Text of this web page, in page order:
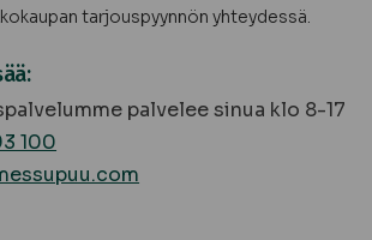
tarjouspyynnön yhteydessä.
palvelee sinua klo 8-17
100